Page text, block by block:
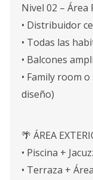
Nivel 02 – Área
• Distribuidor
• Todas las
• Balcones
• Family room
diseño)
🌴 ÁREA
• Piscina +
• Terraza +